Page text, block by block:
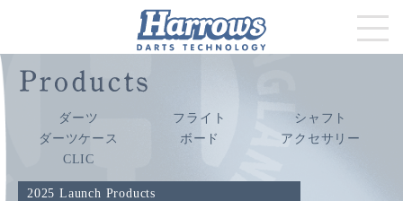
ダーツ フライト
シャフト
ダーツケース
ボード
アクセサリー
CLIC
2025 Launch Products